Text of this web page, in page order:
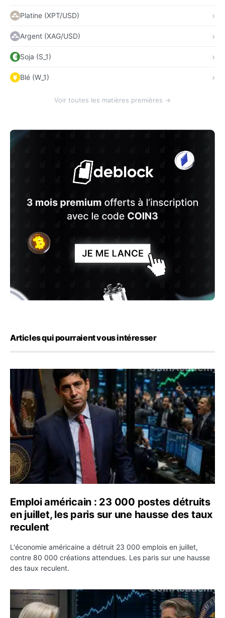
Platine (XPT/USD)
Argent (XAG/USD)
Soja (S_1)
Blé (W_1)
Voir toutes les matières premières →
Articles qui pourraient vous intéresser
Emploi américain : 23 000 postes détruits en juillet, les
Emploi américain : 23 000 postes détruits
en juillet, les paris sur une hausse des taux
reculent
L'économie américaine a détruit 23 000 emplois en juillet,
contre 80 000 créations attendues. Les paris sur une hausse
des taux reculent.
Yen : Washington a vendu des euros sans prévenir la